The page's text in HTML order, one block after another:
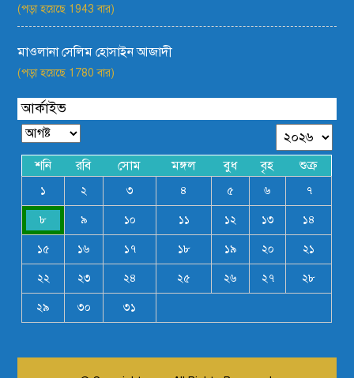
(পড়া হয়েছে 1943 বার)
মাওলানা সেলিম হোসাইন আজাদী
(পড়া হয়েছে 1780 বার)
আর্কাইভ
শনি রবি সোম মঙ্গল বুধ বৃহ শুক্র
১ ২ ৩ ৪ ৫ ৬ ৭
৮ ৯ ১০ ১১ ১২ ১৩ ১৪
১৫ ১৬ ১৭ ১৮ ১৯ ২০ ২১
২২ ২৩ ২৪ ২৫ ২৬ ২৭ ২৮
২৯ ৩০ ৩১